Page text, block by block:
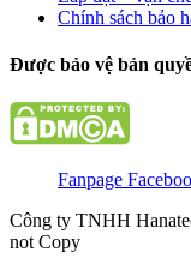
Chính sách bảo
Được bảo vệ bản
Fanpage
Công ty TNHH
not Copy